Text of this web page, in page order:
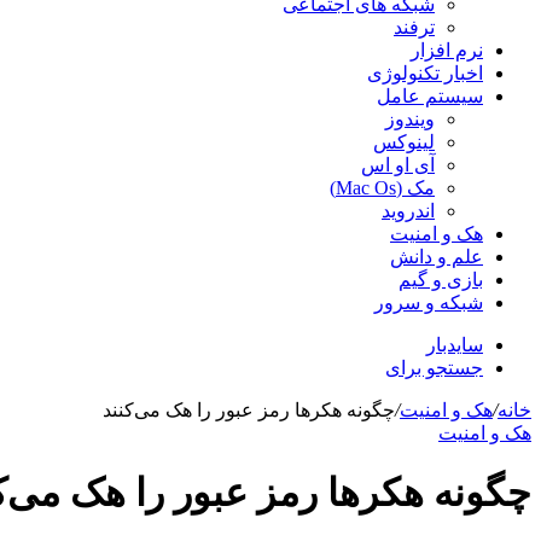
شبکه های اجتماعی
ترفند
نرم افزار
اخبار تکنولوژی
سیستم عامل
ویندوز
لینوکس
آی او اس
مک (Mac Os)
اندروید
هک و امنیت
علم و دانش
بازی و گیم
شبکه و سرور
سایدبار
جستجو برای
خانه/هک و امنیت/چگونه هکرها رمز عبور را هک می‌کنند
هک و امنیت
چگونه هکرها رمز عبور را هک